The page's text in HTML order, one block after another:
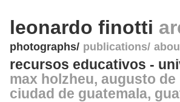
leonardo finotti
photographs publications
recursos educativos -
max holzheu, augusto
ciudad de guatemala,